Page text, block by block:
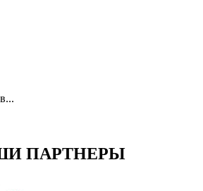
ПАРТНЕРЫ